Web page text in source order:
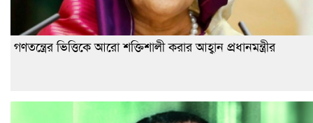
গণতন্ত্রের ভিত্তিকে আরো শক্তিশালী করার আহ্বান প্রধানমন্ত্রীর